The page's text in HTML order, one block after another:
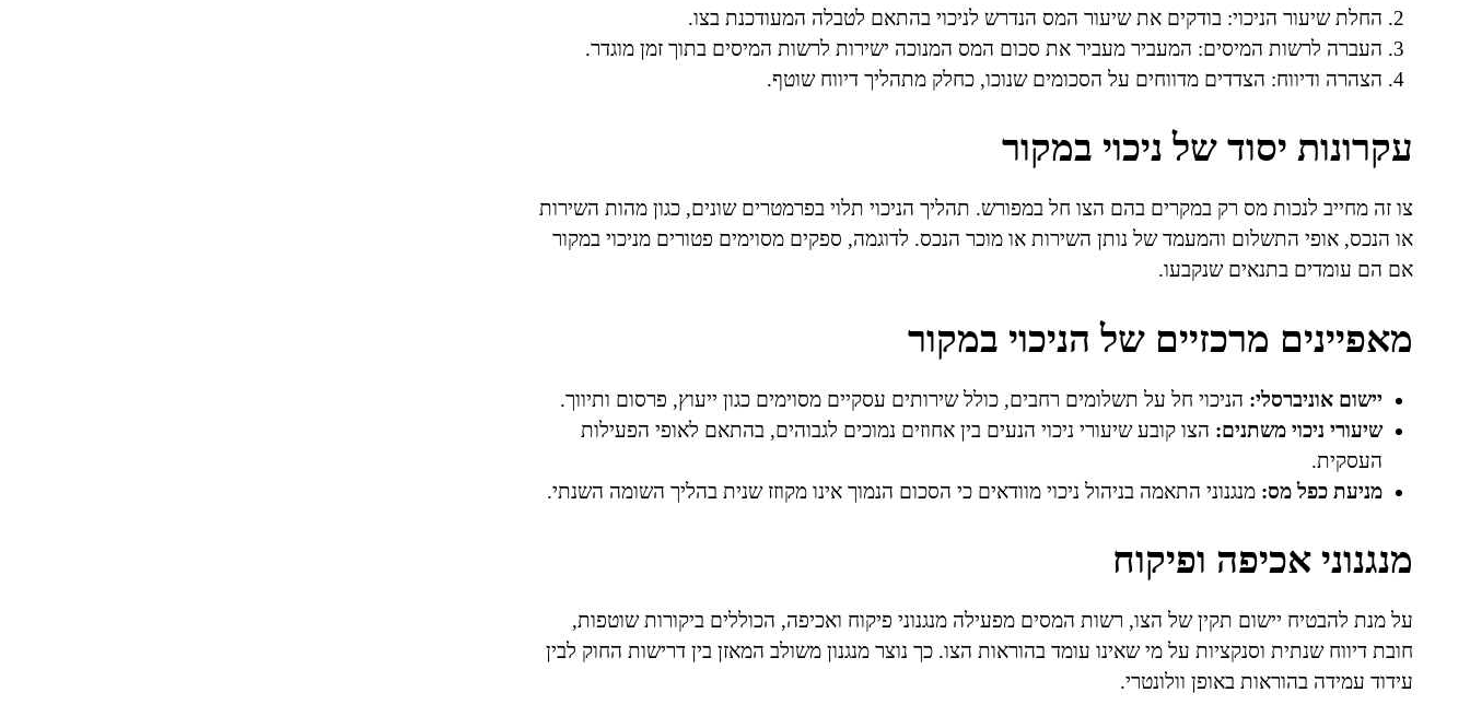
החלת שיעור הניכוי: בודקים את שיעור המס הנדרש לניכוי בהתאם לטבלה המעודכנת בצו.
העברה לרשות המיסים: המעביר מעביר את סכום המס המנוכה ישירות לרשות המיסים בתוך זמן מוגדר.
הצהרה ודיווח: הצדדים מדווחים על הסכומים שנוכו, כחלק מתהליך דיווח שוטף.
עקרונות יסוד של ניכוי במקור
צו זה מחייב לנכות מס רק במקרים בהם הצו חל במפורש. תהליך הניכוי תלוי בפרמטרים שונים, כגון מהות השירות
או הנכס, אופי התשלום והמעמד של נותן השירות או מוכר הנכס. לדוגמה, ספקים מסוימים פטורים מניכוי במקור
אם הם עומדים בתנאים שנקבעו.
מאפיינים מרכזיים של הניכוי במקור
יישום אוניברסלי: הניכוי חל על תשלומים רחבים, כולל שירותים עסקיים מסוימים כגון ייעוץ, פרסום ותיווך.
שיעורי ניכוי משתנים: הצו קובע שיעורי ניכוי הנעים בין אחוזים נמוכים לגבוהים, בהתאם לאופי הפעילות
העסקית.
מניעת כפל מס: מנגנוני התאמה בניהול ניכוי מוודאים כי הסכום הנמוך אינו מקוזז שנית בהליך השומה השנתי.
מנגנוני אכיפה ופיקוח
על מנת להבטיח יישום תקין של הצו, רשות המסים מפעילה מנגנוני פיקוח ואכיפה, הכוללים ביקורות שוטפות,
חובת דיווח שנתית וסנקציות על מי שאינו עומד בהוראות הצו. כך נוצר מנגנון משולב המאזן בין דרישות החוק לבין
עידוד עמידה בהוראות באופן וולונטרי.